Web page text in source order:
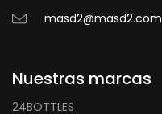
masd2@masd2.com
Nuestras marcas
24BOTTLES